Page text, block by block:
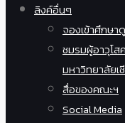
ลิงค์อื่นๆ
จองเข้าศึกษา
ชมรมผู้อาวุโ
มหาวิทยาลัยเ
สื่อของคณะฯ
Social Media